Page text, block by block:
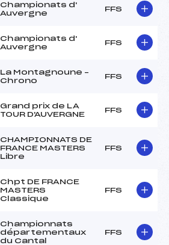
Championats d'
Auvergne
FFS
Championats d'
Auvergne
FFS
La Montagnoune –
Chrono
FFS
Grand prix de LA
TOUR D'AUVERGNE
FFS
CHAMPIONNATS DE
FRANCE MASTERS
Libre
FFS
Chpt DE FRANCE
MASTERS
Classique
FFS
Championnats
départementaux
du Cantal
FFS